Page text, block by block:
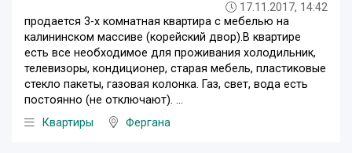
17.11.2017, 14:42
продается 3-х комнатная квартира с мебелью на
калининском массиве (корейский двор).В квартире
есть все необходимое для проживания холодильник,
телевизоры, кондиционер, старая мебель, пластиковые
стекло пакеты, газовая колонка. Газ, свет, вода есть
постоянно (не отключают). ...
Квартиры
Фергана